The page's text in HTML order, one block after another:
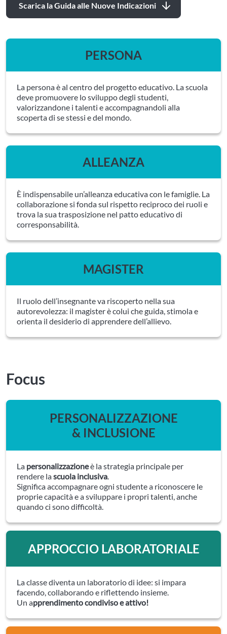
Scarica la Guida alle Nuove Indicazioni
PERSONA
La persona è al centro del progetto educativo. La scuola
deve promuovere lo sviluppo degli studenti,
valorizzandone i talenti e accompagnandoli alla
scoperta di se stessi e del mondo.
ALLEANZA
È indispensabile un’alleanza educativa con le famiglie. La
collaborazione si fonda sul rispetto reciproco dei ruoli e
trova la sua trasposizione nel patto educativo di
corresponsabilità.
MAGISTER
Il ruolo dell’insegnante va riscoperto nella sua
autorevolezza: il magister è colui che guida, stimola e
orienta il desiderio di apprendere dell’allievo.
Focus
PERSONALIZZAZIONE
& INCLUSIONE
La personalizzazioneè la strategia principale per
rendere lascuola inclusiva.
Significa accompagnare ogni studente a riconoscere le
proprie capacità e a sviluppare i propri talenti, anche
quando ci sono difficoltà.
APPROCCIO LABORATORIALE
La classe diventa un laboratorio di idee: si impara
facendo, collaborando e riflettendo insieme.
Un apprendimento condiviso e attivo!